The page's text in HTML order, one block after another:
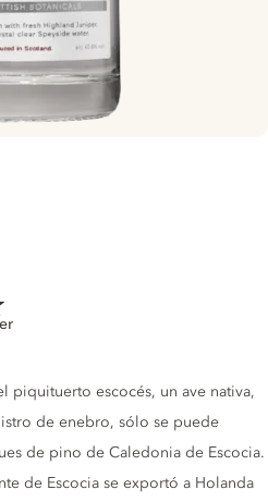
piquituerto escocés, un ave nativa,
de enebro, sólo se puede
de pino de Caledonia de Escocia.
de Escocia se exportó a Holanda